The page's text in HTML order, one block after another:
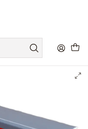
regístrate
2 MG- AMERICA- VTO